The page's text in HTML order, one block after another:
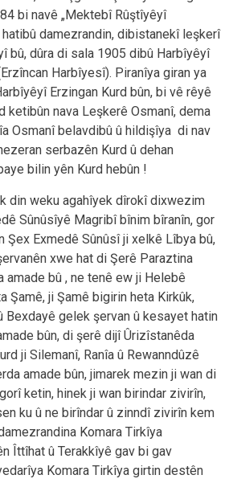
bi navê „Mektebî Rûştîyêyî
hatibû damezrandin, dibistanekî leşkerî
bû, dûra di sala 1905 dibû Harbîyêyî
Harbîyesî). Piranîya giran ya
Erzingan Kurd bûn, bi vê rêyê
ketibûn nava Leşkerê Osmanî, dema
Osmanî belavdibû û hildişîya di nav
serbazên Kurd û dehan
bilin yên Kurd hebûn !
din weku agahîyek dîrokî dixwezim
Sûnûsîyê Magribî bînim bîranîn, gor
Şex Exmedê Sûnûsî ji xelkê Lîbya bû,
xwe hat di Şerê Paraztina
amade bû , ne tenê ew ji Helebê
Şamê, ji Şamê bigirin heta Kirkûk,
Bexdayê gelek şervan û kesayet hatin
bûn, di şerê dijî Ûrizîstanêda
ji Silemanî, Ranîa û Rewanndûzê
amade bûn, jimarek mezin ji wan di
ketin, hinek ji wan birindar zivirîn,
ku û ne birîndar û zinndî zivirîn kem
Komara Tirkîya
Îttîhat û Terakkîyê gav bi gav
Komara Tirkîya girtin destên